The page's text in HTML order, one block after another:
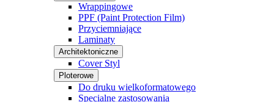
Wrappingowe
PPF (Paint Protection Film)
Przyciemniające
Laminaty
Architektoniczne
Cover Styl
Ploterowe
Do druku wielkoformatowego
Specialne zastosowania